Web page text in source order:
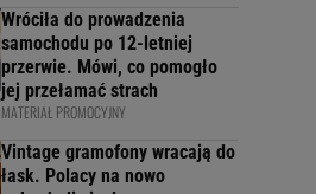
Wróciła do prowadzenia
samochodu po 12-letniej
przerwie. Mówi, co pomogło
jej przełamać strach
MATERIAŁ PROMOCYJNY
Vintage gramofony wracają do
łask. Polacy na nowo